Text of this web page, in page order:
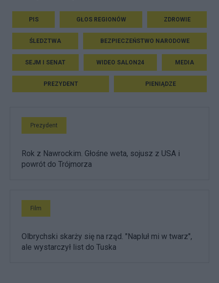
PIS GŁOS REGIONÓW ZDROWIE
ŚLEDZTWA BEZPIECZEŃSTWO NARODOWE
SEJM I SENAT WIDEO SALON24 MEDIA
PREZYDENT PIENIĄDZE
Prezydent
Rok z Nawrockim. Głośne weta, sojusz z USA i
powrót do Trójmorza
Film
Olbrychski skarży się na rząd. "Napluł mi w twarz",
ale wystarczył list do Tuska